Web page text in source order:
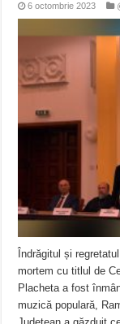
6 octombrie 2023
Îndrăgitul și
mortem cu titlul de
Placheta a fost
muzică populară,